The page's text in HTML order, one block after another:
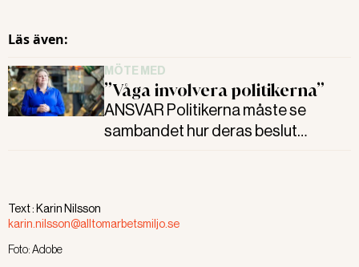
Läs även:
MÖTE MED
”Våga involvera politikerna”
ANSVAR Politikerna måste se
sambandet hur deras beslut
som vill jobba förebyggande på alla
Text : Karin Nilsson
karin.nilsson@alltomarbetsmiljo.se
Foto:Adobe